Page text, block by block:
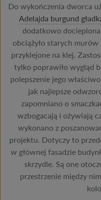
Do wykończenia dworca
Adelajda burgund
dodatkowo
obciążyło starych murów
przyklejone na klej.
tylko poprawiło wygląd
polepszenie jego
jak najlepsze
zapomniano o
wzbogacają i ożywiają
wykonano z
projektu. Dotyczy to
w głównej fasadzie
skrzydle. Są one
przestrzenie między